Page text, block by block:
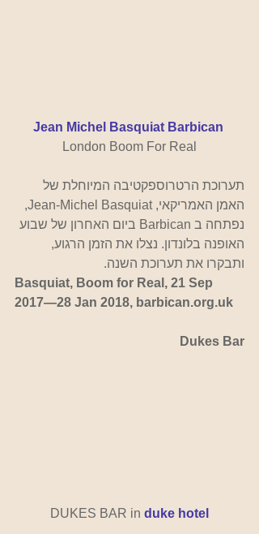
Jean Michel Basquiat Barbican
London Boom For Real
תערוכת הרטרוספקטיבה המיוחלת של
האמן האמריקאי, Jean-Michel Basquiat,
נפתחה ב Barbican ביום האחרון של שבוע
האופנה בלונדון. נצלו את הזמן הרגוע,
ותבקרו את תערוכת השנה.
Basquiat, Boom for Real, 21 Sep
2017—28 Jan 2018, barbican.org.uk
Dukes Bar
DUKES BAR in duke hotel